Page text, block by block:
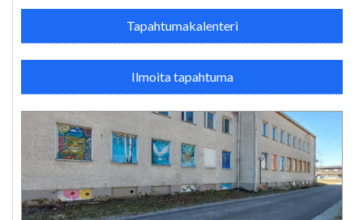
Tapahtumakalenteri
Ilmoita tapahtuma